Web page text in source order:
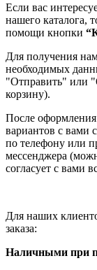
Если вас
нашего каталога,
помощи кнопки
Для получения
необходимых
"Отправить" или
корзину).
После
вариантов с вами
по телефону или
мессенджера
согласует с вами
Для наших
заказа:
Наличными при